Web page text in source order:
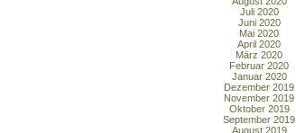
Juli 2020
Juni 2020
Mai 2020
April 2020
März 2020
Februar 2020
Januar 2020
Dezember 2019
November 2019
Oktober 2019
September 2019
August 2019